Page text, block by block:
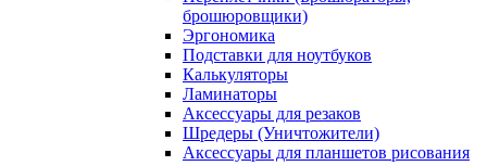
брошюровщики)
Эргономика
Подставки для ноутбуков
Калькуляторы
Ламинаторы
Аксессуары для резаков
Шредеры (Уничтожители)
Аксессуары для планшетов рисования